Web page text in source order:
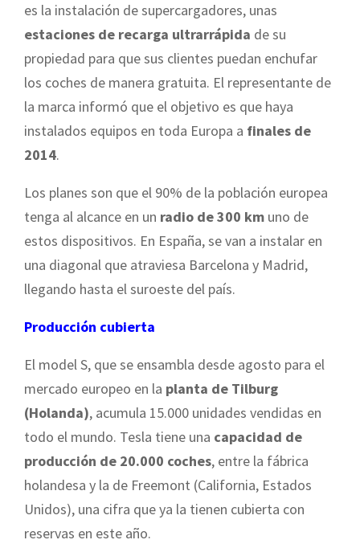
es la instalación de supercargadores, unas
estaciones de recarga ultrarrápida de su
propiedad para que sus clientes puedan enchufar
los coches de manera gratuita. El representante de
la marca informó que el objetivo es que haya
instalados equipos en toda Europa a finales de
2014.
Los planes son que el 90% de la población europea
tenga al alcance en un radio de 300 km uno de
estos dispositivos. En España, se van a instalar en
una diagonal que atraviesa Barcelona y Madrid,
llegando hasta el suroeste del país.
Producción cubierta
El model S, que se ensambla desde agosto para el
mercado europeo en la planta de Tilburg
(Holanda), acumula 15.000 unidades vendidas en
todo el mundo. Tesla tiene una capacidad de
producción de 20.000 coches, entre la fábrica
holandesa y la de Freemont (California, Estados
Unidos), una cifra que ya la tienen cubierta con
reservas en este año.